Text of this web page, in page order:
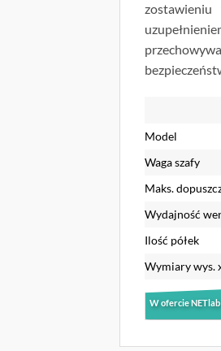
Model
Waga szafy
Maks.
Wydajność
Ilość półek
Wymiary wys.
W ofercie